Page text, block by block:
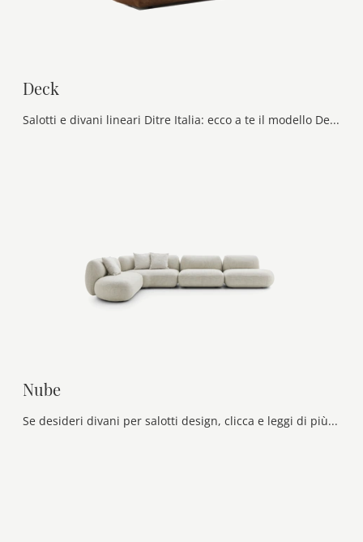
Deck
Salotti e divani lineari Ditre Italia: ecco a te il modello Deck in tessuto per valorizzare il living.
Nube
Se desideri divani per salotti design, clicca e leggi di più sul modello Nube in tessuto del marchio Ditre Italia.